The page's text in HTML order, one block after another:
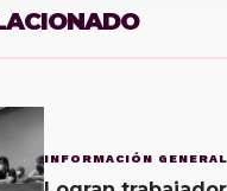
INFORMACIÓN GENERAL